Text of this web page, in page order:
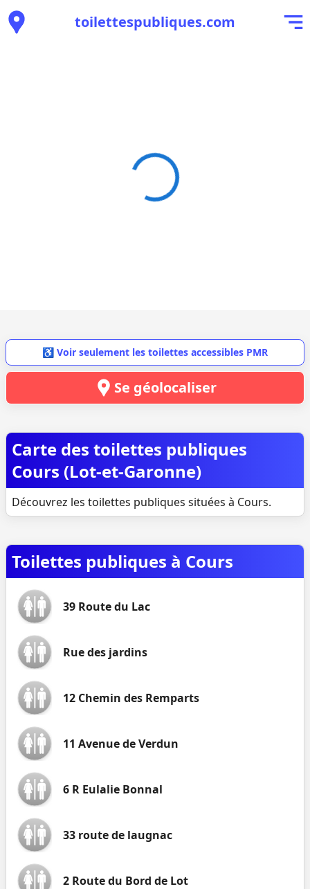
toilettespubliques.com
♿ Voir seulement les toilettes accessibles PMR
Se géolocaliser
Carte des toilettes publiques
Cours (Lot-et-Garonne)
Découvrez les toilettes publiques situées à Cours.
Toilettes publiques à Cours
39 Route du Lac
Rue des jardins
12 Chemin des Remparts
11 Avenue de Verdun
6 R Eulalie Bonnal
33 route de laugnac
2 Route du Bord de Lot